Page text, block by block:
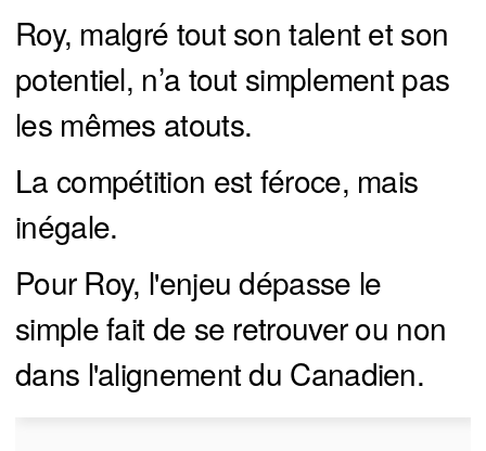
Roy, malgré tout son talent et son
potentiel, n’a tout simplement pas
les mêmes atouts.
La compétition est féroce, mais
inégale.
Pour Roy, l'enjeu dépasse le
simple fait de se retrouver ou non
dans l'alignement du Canadien.